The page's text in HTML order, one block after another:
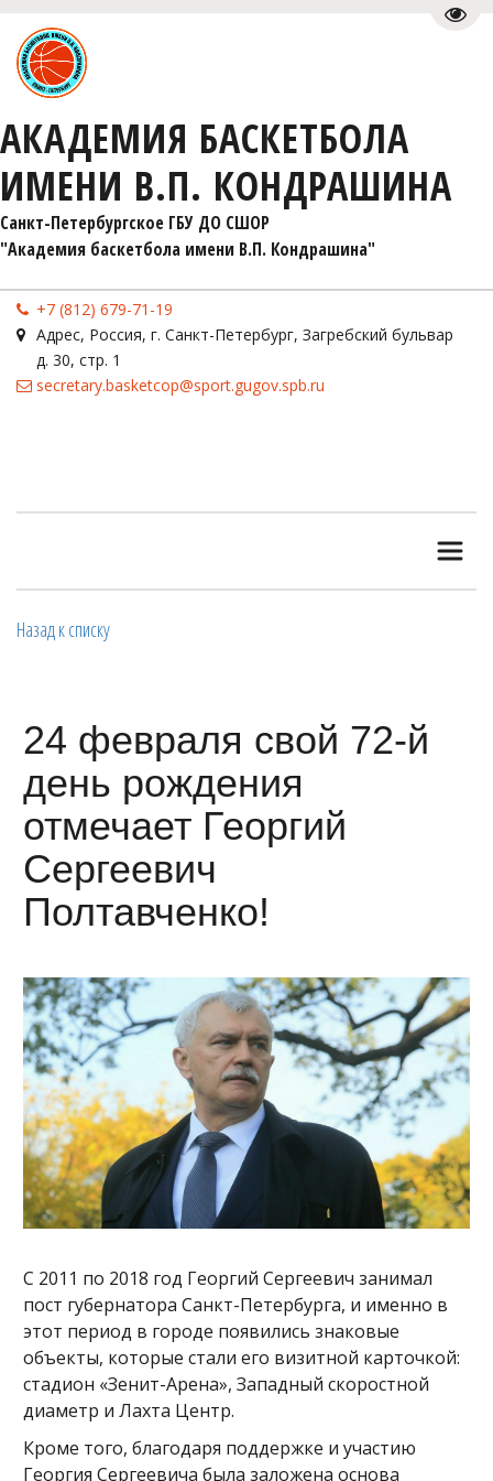
АКАДЕМИЯ БАСКЕТБОЛА
ИМЕНИ В.П. КОНДРАШИНА
Санкт-Петербургское ГБУ ДО СШОР
"Академия баскетбола имени В.П. Кондрашина"
+7 (812) 679-71-19
Адрес, Россия, г. Санкт-Петербург, Загребский бульвар
д. 30, стр. 1
secretary.basketcop@sport.gugov.spb.ru
Назад к списку
24 февраля свой 72-й
день рождения
отмечает Георгий
Сергеевич
Полтавченко!
С 2011 по 2018 год Георгий Сергеевич занимал
пост губернатора Санкт-Петербурга, и именно в
этот период в городе появились знаковые
объекты, которые стали его визитной карточкой:
стадион «Зенит-Арена», Западный скоростной
диаметр и Лахта Центр.
Кроме того, благодаря поддержке и участию
Георгия Сергеевича была заложена основа